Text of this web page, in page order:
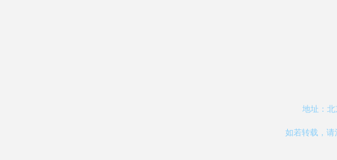
地址：
如若转载，